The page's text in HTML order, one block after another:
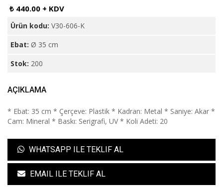
₺ 440.00 + KDV
Ürün kodu: V30-606-K
Ebat: Ø 35 cm
Stok: 200
AÇIKLAMA
* Ebat: 35 cm * Çerçeve: Plastik * Kadran: Metal * Saniye: Akar *
Cam: Mineral * Baskı: Serigrafi, UV * Koli Adeti: 20
WHATSAPP ILE TEKLIF AL
EMAIL ILE TEKLIF AL